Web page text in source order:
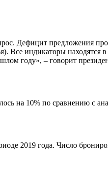
Дефицит предложения
Все индикаторы
году», – говорит
на 10% по сравнению с
2019 года. Число